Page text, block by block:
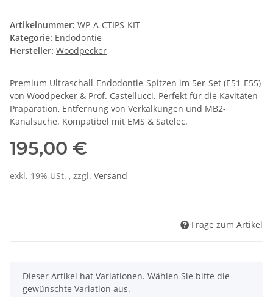
Artikelnummer: WP-A-CTIPS-KIT
Kategorie: Endodontie
Hersteller: Woodpecker
Premium Ultraschall-Endodontie-Spitzen im 5er-Set (E51-E55)
von Woodpecker & Prof. Castellucci. Perfekt für die Kavitäten-
Präparation, Entfernung von Verkalkungen und MB2-
Kanalsuche. Kompatibel mit EMS & Satelec.
195,00 €
exkl. 19% USt. , zzgl. Versand
Frage zum Artikel
x
Dieser Artikel hat Variationen. Wählen Sie bitte die
gewünschte Variation aus.